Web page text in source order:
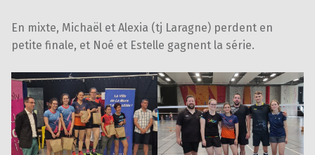
En mixte, Michaël et Alexia (tj Laragne) perdent en
petite finale, et Noé et Estelle gagnent la série.